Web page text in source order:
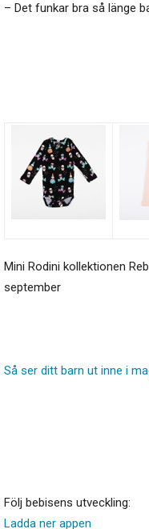
– Det funkar bra så länge
Mini Rodini kollektionen
september
Så ser ditt barn ut inne i
Följ bebisens utveckling:
Ladda ner appen